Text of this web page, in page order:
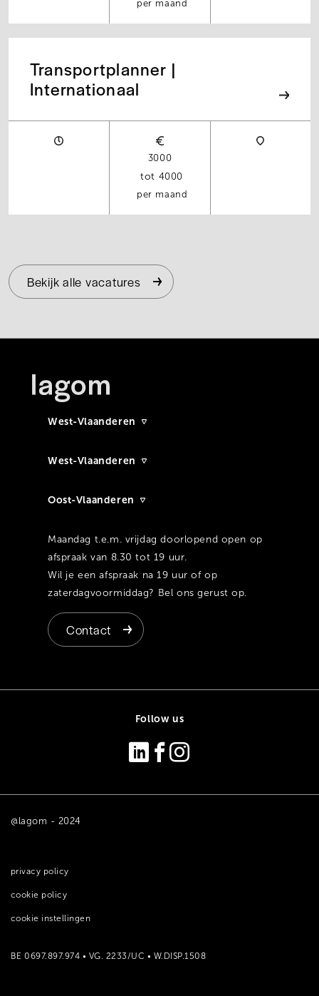
per maand
Transportplanner |
Internationaal
3000
4000
per maand
Bekijk alle vacatures
West-Vlaanderen
West-Vlaanderen
Oost-Vlaanderen
Maandag t.e.m. vrijdag doorlopend open op
afspraak van 8.30 tot 19 uur.
Wil je een afspraak na 19 uur of op
zaterdagvoormiddag? Bel ons gerust op.
Contact
Follow us
@lagom - 2024
privacy policy
cookie policy
cookie instellingen
BE 0697.897.974 • VG. 2233/UC • W.DISP.1508